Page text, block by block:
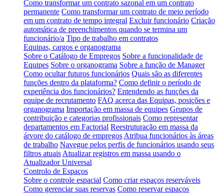
Como transformar um contrato sazonal em um contrato
permanente Como transformar um contrato de meio período
em um contrato de tempo integral Excluir funcionário Criação
automática de preenchimentos quando se termina um
funcionário/a Tipo de trabalho em contratos
Equipas, cargos e organograma
Sobre o Catálogo de Empregos Sobre a funcionalidade de
Equipes Sobre o organograma Sobre a função de Manager
Como ocultar futuros funcionários Quais são as diferentes
funções dentro da plataforma? Como definir o período de
experiência dos funcionários? Entendendo as funções da
equipe de recrutamento FAQ acerca das Equipas, posições e
organograma Importação em massa de equipes Grupos de
contribuição e categorias profissionais Como representar
departamentos em Factorial Reestruturação em massa da
árvore do catálogo de empregos Atribua funcionários às áreas
de trabalho Navegue pelos perfis de funcionários usando seus
filtros atuais Atualizar registros em massa usando o
Atualizador Universal
Controlo de Espaços
Sobre o controle espacial Como criar espaços reserváveis
Como gerenciar suas reservas Como reservar espaços